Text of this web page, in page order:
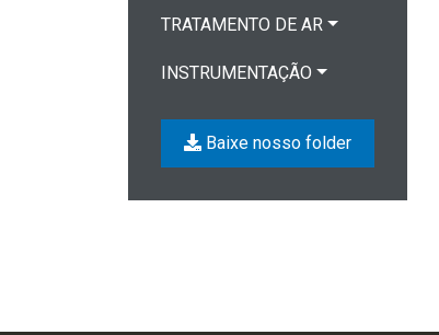
TRATAMENTO DE AR
INSTRUMENTAÇÃO
Baixe nosso folder